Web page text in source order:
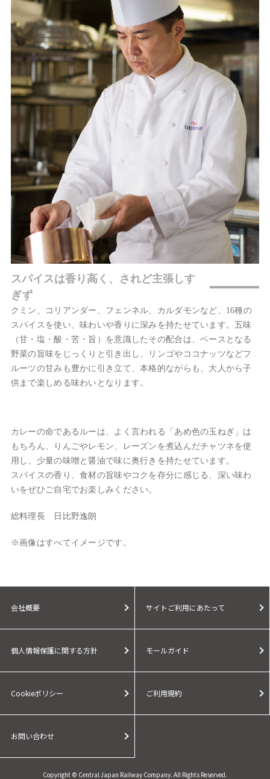
スパイスは香り高く、されど主張しす
ぎず
クミン、コリアンダー、フェンネル、カルダモンなど、16種の
スパイス を使い、味わいや香りに深みを持たせています。 五味
（甘・塩・酸・苦・旨）を意識したその配合は、ベースとなる
野菜の旨味をじっくりと引き出し、リンゴやココナッツなどフ
ルーツの甘みも豊かに引き立て、本格的ながらも、大人から子
供まで楽しめる味わいとなります。
カレーの命であるルーは、よく言われる「あめ色の玉ねぎ」は
もちろん、りんごやレモン、レーズンを煮込んだチャツネを使
用し、少量の味噌と醤油で味に奥行きを持たせています。
スパイスの香り、食材の旨味やコクを存分に感じる、深い味わ
いをぜひご自宅でお楽しみください。
総料理長 日比野逸朗
※画像はすべてイメージです。
会社概要 サイトご利用にあたって
個人情報保護に関する方針 モールガイド
Cookieポリシー ご利用規約
お問い合わせ
Copyright © Central Japan Railway Company. All Rights Reserved.